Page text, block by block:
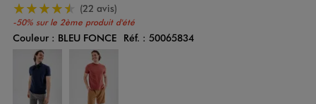
-50% sur le 2ème produit d'été
4.5/5 de moyenne
(22 avis)
Couleur
Couleur : BLEU FONCE Réf. : 50065834
Choisissez votre Couleur